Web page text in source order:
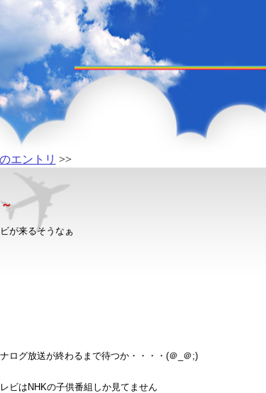
エントリ >>
が来るそうなぁ
ログ放送が終わるまで待つか・・・・(＠_＠;)
ビはNHKの子供番組しか見てません